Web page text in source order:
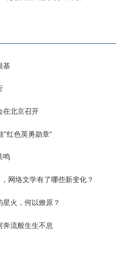
基
在北京召开
"红色英勇勋章"
鸣
网络文学有了哪些新变化？
火，何以燎原？
奔流般生生不息